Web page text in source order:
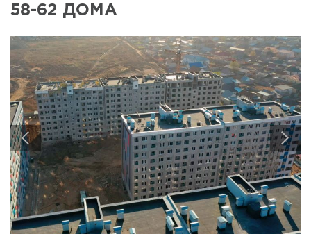
Февраль 2021
Декабрь
2020
Ноябрь 2020
58-62 ДОМА